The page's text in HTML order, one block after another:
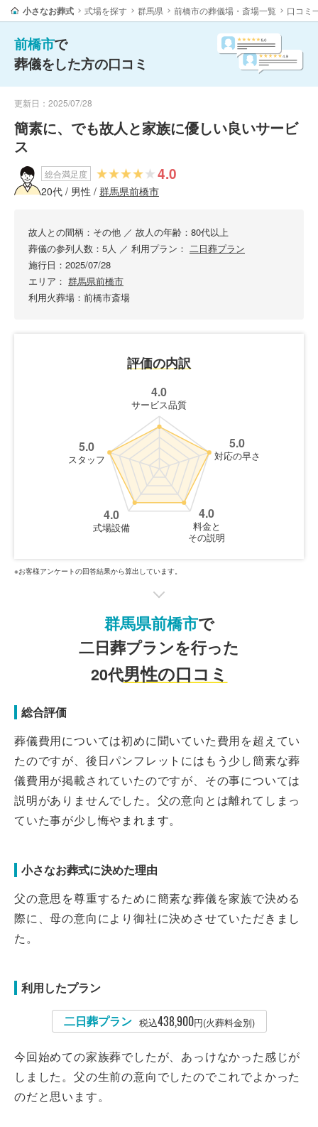
小さなお葬式 式場を探す 群馬県 前橋市の葬儀場・斎場一覧 口コミ
前橋市で
葬儀をした方の口コミ
更新日：2025/07/28
簡素に、でも故人と家族に優しい良いサービ
ス
総合満足度 4.0
20代 / 男性 / 群馬県前橋市
故人との間柄：その他 ／ 故人の年齢：80代以上
葬儀の参列人数：5人 ／ 利用プラン： 二日葬プラン
施行日：2025/07/28
エリア： 群馬県前橋市
利用火葬場：前橋市斎場
評価の内訳
4.0
サービス品質
5.0
対応の早さ
4.0
料金と
その説明
4.0
式場設備
5.0
スタッフ
※お客様アンケートの回答結果から算出しています。
群馬県前橋市で
二日葬プランを行った
20代男性の口コミ
総合評価
葬儀費用については初めに聞いていた費用を超えてい
たのですが、後日パンフレットにはもう少し簡素な葬
儀費用が掲載されていたのですが、その事については
説明がありませんでした。父の意向とは離れてしまっ
ていた事が少し悔やまれます。
小さなお葬式に決めた理由
父の意思を尊重するために簡素な葬儀を家族で決める
際に、母の意向により御社に決めさせていただきまし
た。
利用したプラン
二日葬プラン 税込438,900円(火葬料金別)
今回始めての家族葬でしたが、あっけなかった感じが
しました。父の生前の意向でしたのでこれでよかった
のだと思います。